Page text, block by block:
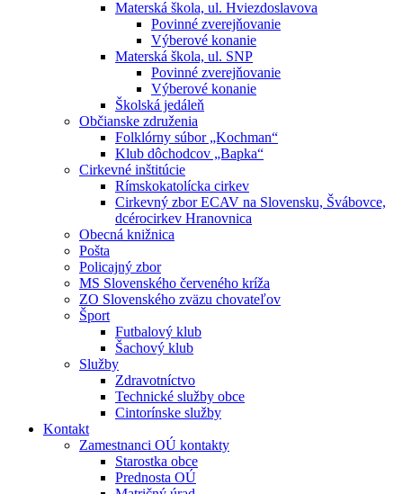
Materská škola, ul. Hviezdoslavova
Povinné zverejňovanie
Výberové konanie
Materská škola, ul. SNP
Povinné zverejňovanie
Výberové konanie
Školská jedáleň
Občianske združenia
Folklórny súbor „Kochman“
Klub dôchodcov „Bapka“
Cirkevné inštitúcie
Rímskokatolícka cirkev
Cirkevný zbor ECAV na Slovensku, Švábovce,
dcérocirkev Hranovnica
Obecná knižnica
Pošta
Policajný zbor
MS Slovenského červeného kríža
ZO Slovenského zväzu chovateľov
Šport
Futbalový klub
Šachový klub
Služby
Zdravotníctvo
Technické služby obce
Cintorínske služby
Kontakt
Zamestnanci OÚ kontakty
Starostka obce
Prednosta OÚ